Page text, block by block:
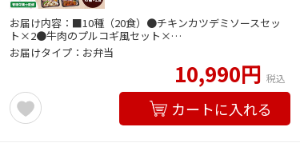
お届け内容：■10種（20食）●チキンカツデミソースセッ
ト×2●牛肉のプルコギ風セット×…
お届けタイプ：お弁当
10,990円 税込
カートに入れる